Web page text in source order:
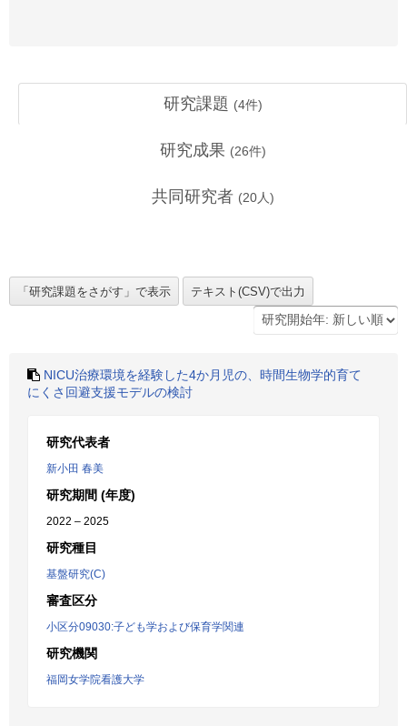
研究課題 (4件)
研究成果 (26件)
共同研究者 (20人)
NICU治療環境を経験した4か月児の、時間生物学的育て
にくさ回避支援モデルの検討
研究代表者
新小田 春美
研究期間 (年度)
2022 – 2025
研究種目
基盤研究(C)
審査区分
小区分09030:子ども学および保育学関連
研究機関
福岡女学院看護大学